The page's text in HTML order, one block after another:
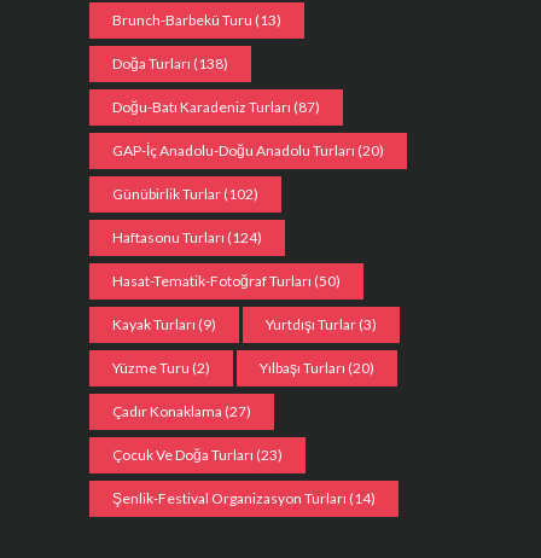
Brunch-Barbekü Turu (13)
Doğa Turları (138)
Doğu-Batı Karadeniz Turları (87)
GAP-İç Anadolu-Doğu Anadolu Turları (20)
Günübirlik Turlar (102)
Haftasonu Turları (124)
Hasat-Tematik-Fotoğraf Turları (50)
Kayak Turları (9) Yurtdışı Turlar (3)
Yüzme Turu (2) Yılbaşı Turları (20)
Çadır Konaklama (27)
Çocuk Ve Doğa Turları (23)
Şenlik-Festival Organizasyon Turları (14)